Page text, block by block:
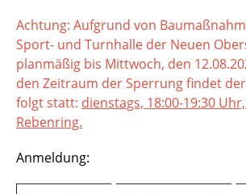
Achtung: Aufgrund von
Sport- und Turnhalle der Neuen
planmäßig bis Mittwoch, den
den Zeitraum der Sperrung findet der
folgt statt: dienstags, 18:00-19:30
Rebenring.
Anmeldung: